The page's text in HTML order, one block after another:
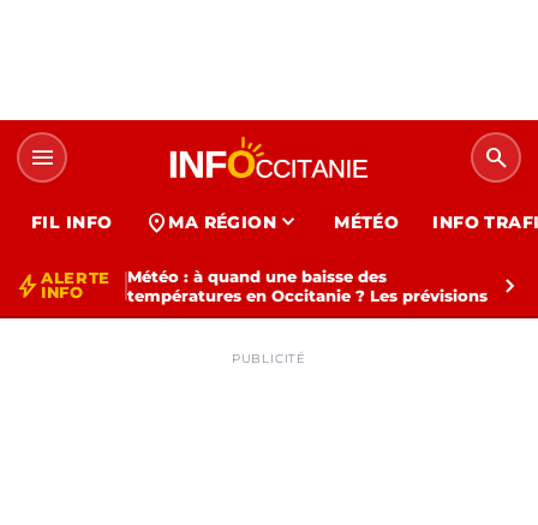
menu search
FIL INFO location_on MA RÉGION expand_more MÉTÉO INFO
bolt ALERTE
INFO
Météo : à quand une baisse des
températures en Occitanie ? Les prévisions
chevron_right
PUBLICITÉ